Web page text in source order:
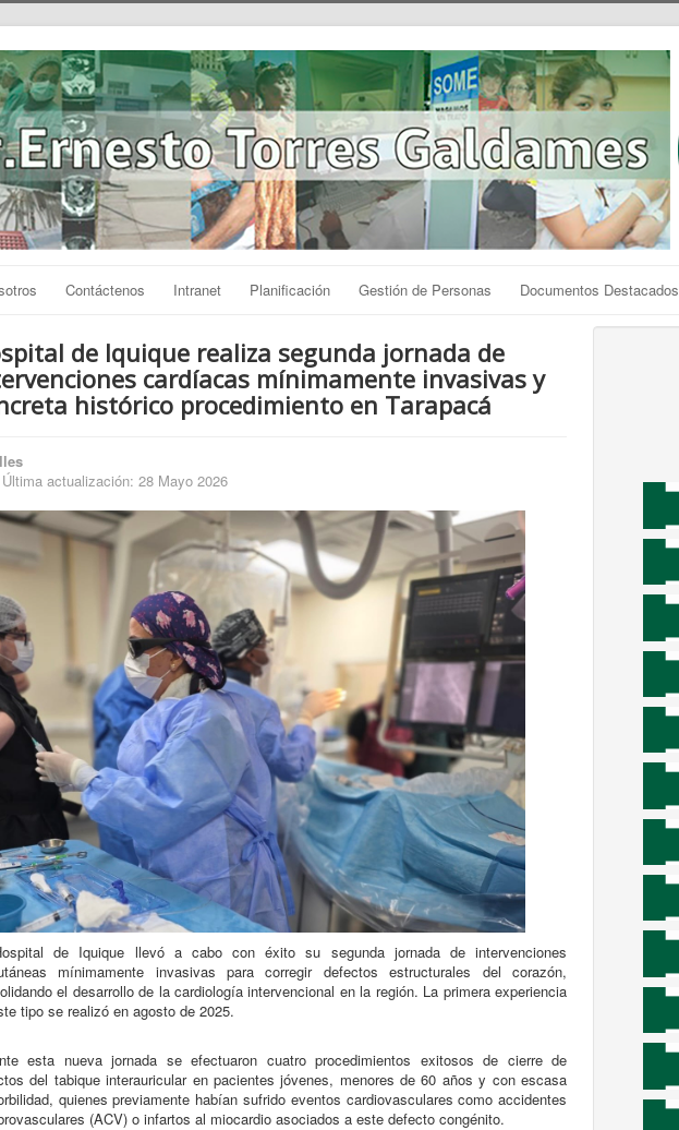
Contáctenos Intranet Planificación Gestión de Personas Documentos Destacados
de Iquique realiza segunda jornada de
cardíacas mínimamente invasivas y
histórico procedimiento en Tarapacá
Última actualización: 28 Mayo 2026
de Iquique llevó a cabo con éxito su segunda jornada de intervenciones
mínimamente invasivas para corregir defectos estructurales del corazón,
el desarrollo de la cardiología intervencional en la región. La primera experiencia
tipo se realizó en agosto de 2025.
esta nueva jornada se efectuaron cuatro procedimientos exitosos de cierre de
del tabique interauricular en pacientes jóvenes, menores de 60 años y con escasa
quienes previamente habían sufrido eventos cardiovasculares como accidentes
(ACV) o infartos al miocardio asociados a este defecto congénito.